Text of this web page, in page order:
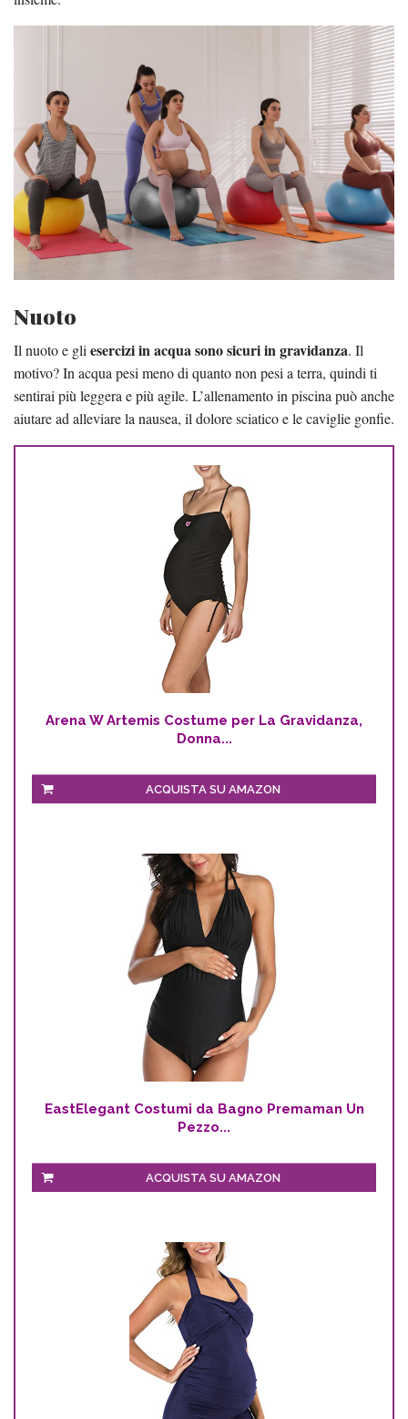
Nuoto
Il nuoto e gli esercizi in acqua sono sicuri in gravidanza. Il
motivo? In acqua pesi meno di quanto non pesi a terra, quindi ti
sentirai più leggera e più agile. L’allenamento in piscina può anche
aiutare ad alleviare la nausea, il dolore sciatico e le caviglie gonfie.
Arena W Artemis Costume per La Gravidanza,
Donna...
ACQUISTA SU AMAZON
EastElegant Costumi da Bagno Premaman Un
Pezzo...
ACQUISTA SU AMAZON